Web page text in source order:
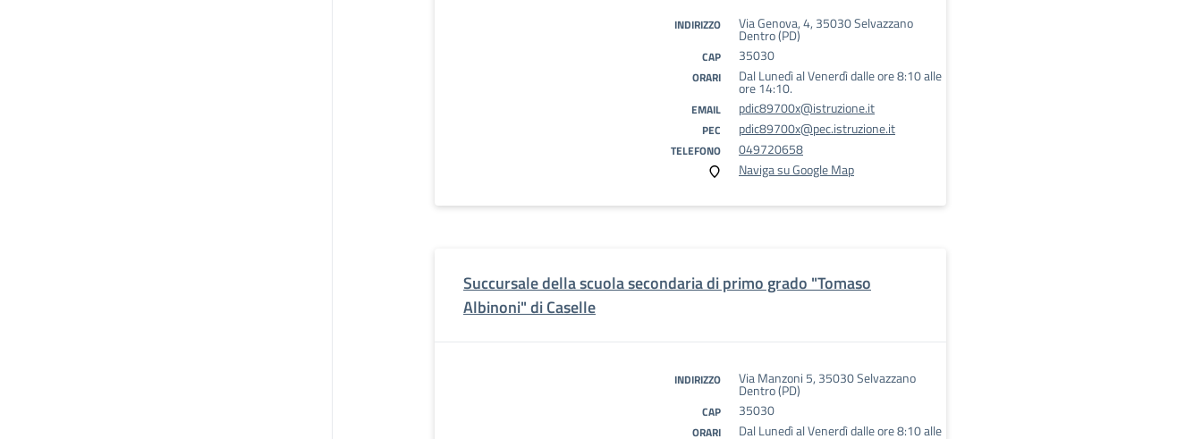
INDIRIZZO Via Genova, 4, 35030 Selvazzano
Dentro (PD)
CAP 35030
ORARI Dal Lunedì al Venerdì dalle ore 8:10 alle
ore 14:10.
EMAIL pdic89700x@istruzione.it
PEC pdic89700x@pec.istruzione.it
TELEFONO
049720658
Naviga su Google Map
Succursale della scuola secondaria di primo grado "Tomaso
Albinoni" di Caselle
INDIRIZZO Via Manzoni 5, 35030 Selvazzano
Dentro (PD)
CAP 35030
ORARI Dal Lunedì al Venerdì dalle ore 8:10 alle